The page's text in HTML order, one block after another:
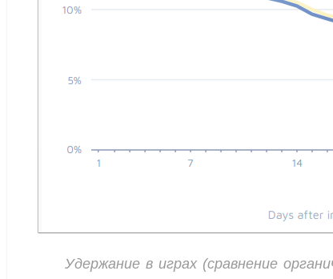
Удержание в играх (сравнение